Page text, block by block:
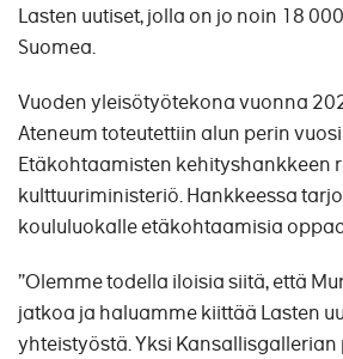
Lasten uutiset, jolla on jo noin 18
Suomea.
Vuoden yleisötyötekona vuonna
Ateneum toteutettiin alun perin
Etäkohtaamisten kehityshankkeen
kulttuuriministeriö. Hankkeessa
koululuokalle etäkohtaamisia
”Olemme todella iloisia siitä, että
jatkoa ja haluamme kiittää Lasten
yhteistyöstä. Yksi